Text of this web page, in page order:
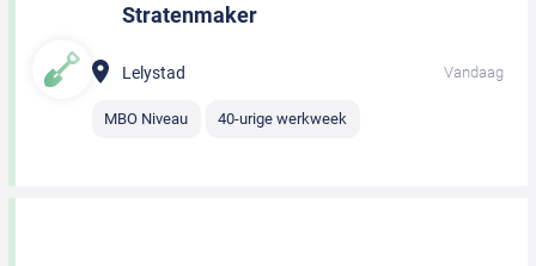
Stratenmaker
Lelystad Vandaag
MBO Niveau 40-urige werkweek